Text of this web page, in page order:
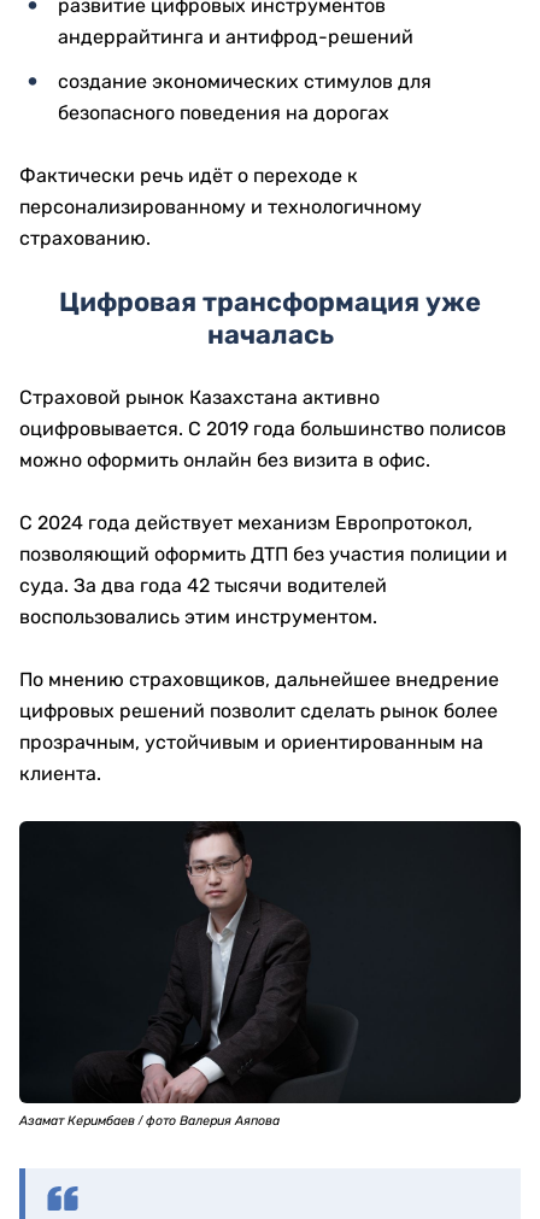
развитие цифровых инструментов
андеррайтинга и антифрод-решений
создание экономических стимулов для
безопасного поведения на дорогах
Фактически речь идёт о переходе к
персонализированному и технологичному
страхованию.
Цифровая трансформация уже
началась
Страховой рынок Казахстана активно
оцифровывается. С 2019 года большинство полисов
можно оформить онлайн без визита в офис.
С 2024 года действует механизм Европротокол,
позволяющий оформить ДТП без участия полиции и
суда. За два года 42 тысячи водителей
воспользовались этим инструментом.
По мнению страховщиков, дальнейшее внедрение
цифровых решений позволит сделать рынок более
прозрачным, устойчивым и ориентированным на
клиента.
Азамат Керимбаев / фото Валерия Аяпова